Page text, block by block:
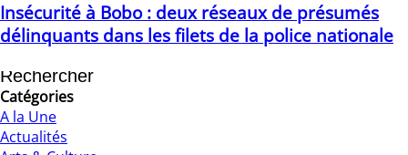
Insécurité à Bobo : deux réseaux de présumés
délinquants dans les filets de la police nationale
Catégories
A la Une
Actualités